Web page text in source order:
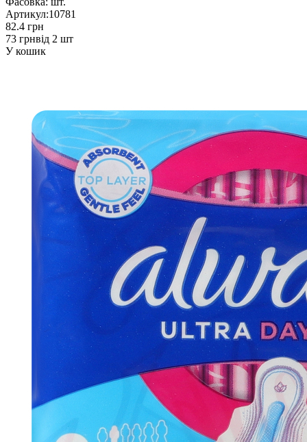
Артикул:10781
82.4 грн
73 грнвід 2 шт
У кошик